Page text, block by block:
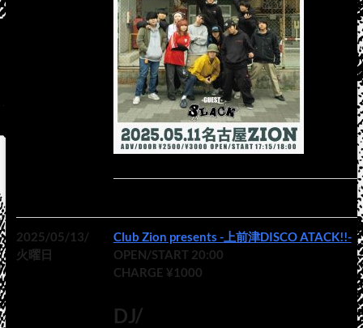
2025/05/13/
火曜日
Club Zion presents -上前津DISCO ATACK!!-
OPEN/START 20:00
CHARGE ¥1000
DJ/